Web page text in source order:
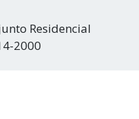
Residencial
2000